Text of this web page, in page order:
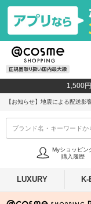
1,500
【お知らせ】 地震による配送影
ブランド名・キーワードか
Myショッピン
購入履歴
LUXURY